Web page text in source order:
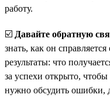
работу.
☑️ Давайте обратную
знать, как он
результаты: что
за успехи открыто,
нужно обсудить ошибки,